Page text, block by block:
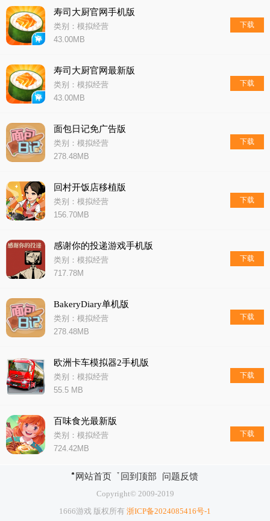
寿司大厨官网手机版
类别：模拟经营
43.00MB
下载
寿司大厨官网最新版
类别：模拟经营
43.00MB
下载
面包日记免广告版
类别：模拟经营
278.48MB
下载
回村开饭店移植版
类别：模拟经营
156.70MB
下载
感谢你的投递游戏手机版
类别：模拟经营
717.78M
下载
BakeryDiary单机版
类别：模拟经营
278.48MB
下载
欧洲卡车模拟器2手机版
类别：模拟经营
55.5 MB
下载
百味食光最新版
类别：模拟经营
724.42MB
下载
网站首页 回到顶部 问题反馈
Copyright© 2009-2019
1666游戏 版权所有 浙ICP备2024085416号-1